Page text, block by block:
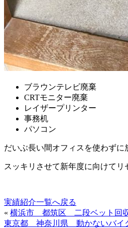
ブラウンテレビ廃棄
CRTモニター廃棄
レイザープリンター
事務机
パソコン
だいぶ長い間オフィスを使わず
スッキリさせて新年度に向けてリ
実績紹介一覧へ戻る
« 横浜市 都筑区 二段ベット回
東京都 神奈川県 動かないバイ